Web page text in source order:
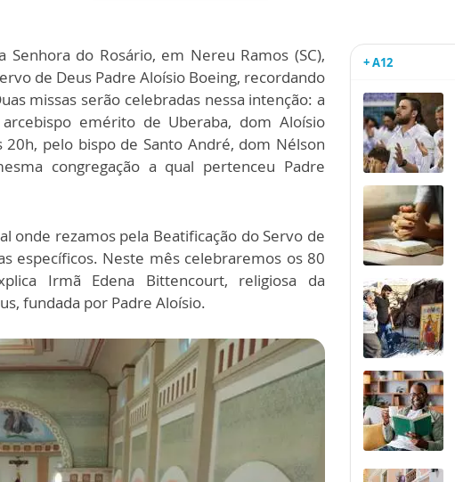
do Rosário, em Nereu Ramos (SC),
de Deus Padre Aloísio Boeing, recordando
missas serão celebradas nessa intenção: a
emérito de Uberaba, dom Aloísio
20h, pelo bispo de Santo André, dom Nélson
congregação a qual pertenceu Padre
onde rezamos pela Beatificação do Servo de
específicos. Neste mês celebraremos os 80
Irmã Edena Bittencourt, religiosa da
fundada por Padre Aloísio.
+ A12